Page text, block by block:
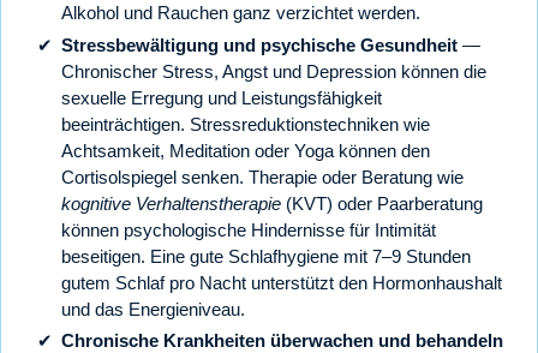
Alkohol und Rauchen ganz verzichtet werden.
Stressbewältigung und psychische Gesundheit —
Chronischer Stress, Angst und Depression können die
sexuelle Erregung und Leistungsfähigkeit
beeinträchtigen. Stressreduktionstechniken wie
Achtsamkeit, Meditation oder Yoga können den
Cortisolspiegel senken. Therapie oder Beratung wie
kognitive Verhaltenstherapie (KVT) oder Paarberatung
können psychologische Hindernisse für Intimität
beseitigen. Eine gute Schlafhygiene mit 7–9 Stunden
gutem Schlaf pro Nacht unterstützt den Hormonhaushalt
und das Energieniveau.
Chronische Krankheiten überwachen und behandeln